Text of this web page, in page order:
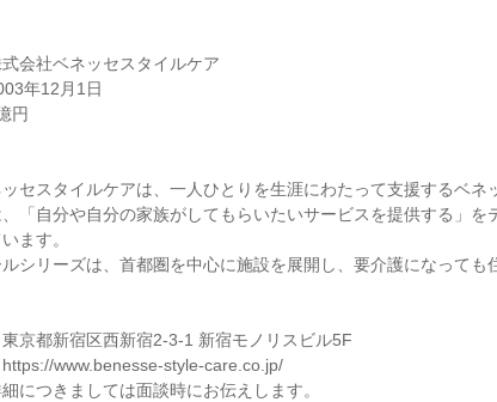
会社ベネッセスタイルケア
年12月1日
円
セスタイルケアは、一人ひとりを生涯にわたって支援するベネ
「自分や自分の家族がしてもらいたいサービスを提供する」
ます。
シリーズは、首都圏を中心に施設を展開し、要介護になっても
京都新宿区西新宿2-3-1 新宿モノリスビル5F
www.benesse-style-care.co.jp/
につきましては面談時にお伝えします。